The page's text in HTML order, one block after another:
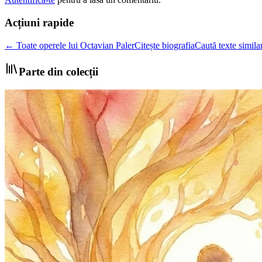
Acțiuni rapide
← Toate operele lui Octavian PalerCitește biografiaCaută texte
Parte din colecții